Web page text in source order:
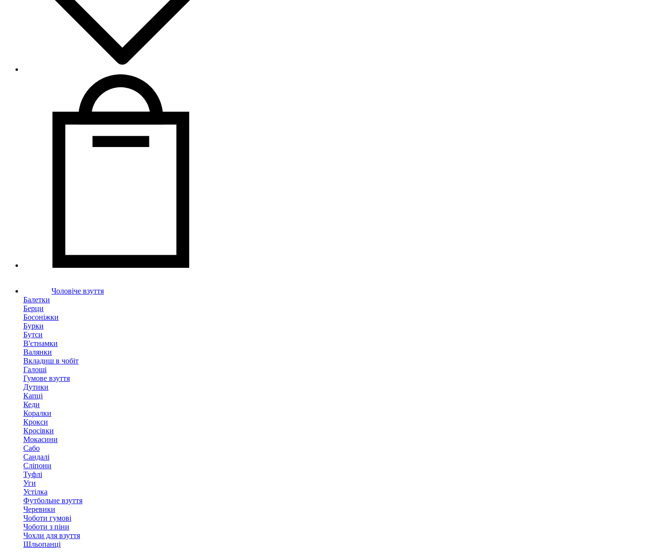
Чоловіче взуття
Балетки
Берци
Босоніжки
Бурки
Бутси
В'єтнамки
Валянки
Вкладиш в чобіт
Галоші
Гумове взуття
Дутики
Капці
Кеди
Коралки
Крокси
Кросівки
Мокасини
Сабо
Сандалі
Сліпони
Туфлі
Уги
Устілка
Футбольне взуття
Черевики
Чоботи гумові
Чоботи з піни
Чохли для взуття
Шльопанці